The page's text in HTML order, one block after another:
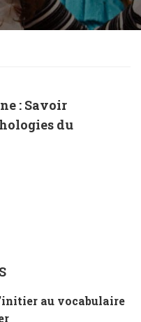
: Savoir
du
au vocabulaire